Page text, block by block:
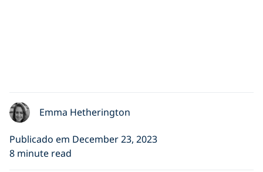
Emma Hetherington
Publicado em December 23, 2023
8 minute read